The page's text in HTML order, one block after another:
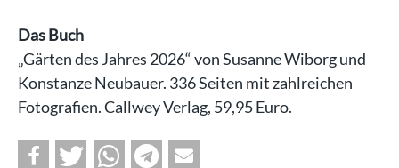
Das Buch
„Gärten des Jahres 2026“ von Susanne Wiborg und
Konstanze Neubauer. 336 Seiten mit zahlreichen
Fotografien. Callwey Verlag, 59,95 Euro.